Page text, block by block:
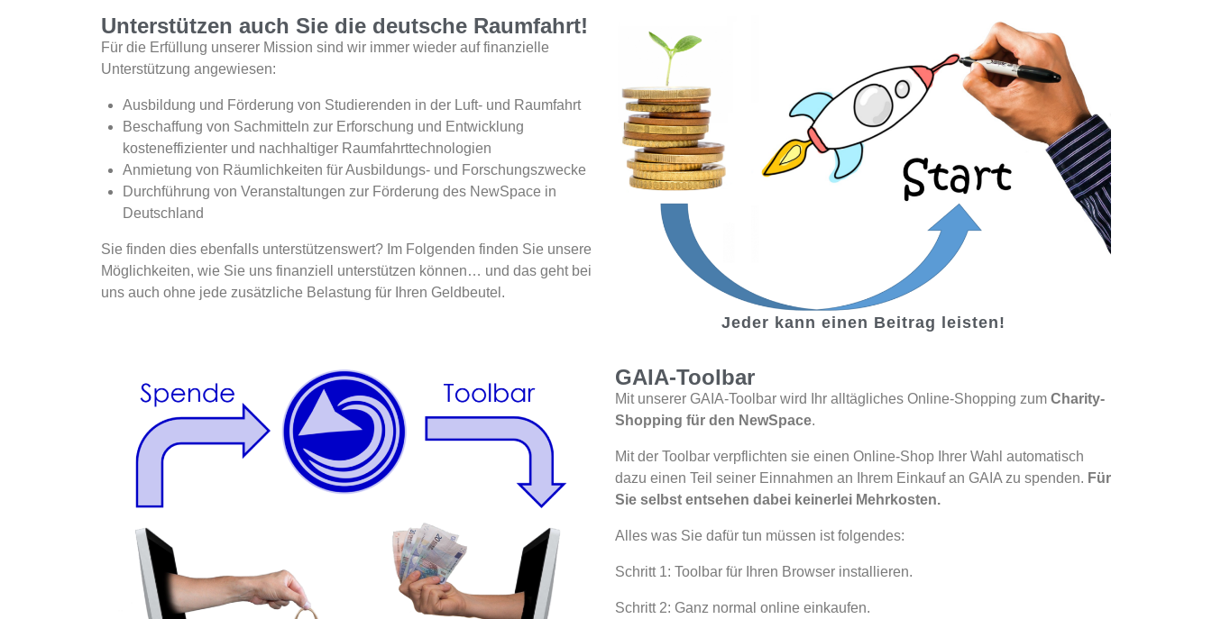
Unterstützen auch Sie die deutsche Raumfahrt!
Für die Erfüllung unserer Mission sind wir immer wieder auf finanzielle
Unterstützung angewiesen:
Ausbildung und Förderung von Studierenden in der Luft- und Raumfahrt
Beschaffung von Sachmitteln zur Erforschung und Entwicklung
kosteneffizienter und nachhaltiger Raumfahrttechnologien
Anmietung von Räumlichkeiten für Ausbildungs- und Forschungszwecke
Durchführung von Veranstaltungen zur Förderung des NewSpace in
Deutschland
Sie finden dies ebenfalls unterstützenswert? Im Folgenden finden Sie unsere
Möglichkeiten, wie Sie uns finanziell unterstützen können… und das geht bei
uns auch ohne jede zusätzliche Belastung für Ihren Geldbeutel.
Jeder kann einen Beitrag leisten!
GAIA-Toolbar
Mit unserer GAIA-Toolbar wird Ihr alltägliches Online-Shopping zum Charity-
Shopping für den NewSpace.
Mit der Toolbar verpflichten sie einen Online-Shop Ihrer Wahl automatisch
dazu einen Teil seiner Einnahmen an Ihrem Einkauf an GAIA zu spenden. Für
Sie selbst entsehen dabei keinerlei Mehrkosten.
Alles was Sie dafür tun müssen ist folgendes:
Schritt 1: Toolbar für Ihren Browser installieren.
Schritt 2: Ganz normal online einkaufen.